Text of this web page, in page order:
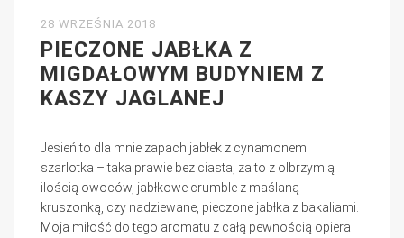
28 WRZEŚNIA 2018
PIECZONE JABŁKA Z
MIGDAŁOWYM BUDYNIEM Z
KASZY JAGLANEJ
Jesień to dla mnie zapach jabłek z cynamonem:
szarlotka – taka prawie bez ciasta, za to z olbrzymią
ilością owoców, jabłkowe crumble z maślaną
kruszonką, czy nadziewane, pieczone jabłka z bakaliami.
Moja miłość do tego aromatu z całą pewnością opiera